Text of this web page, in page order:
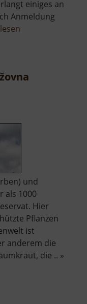
einiges an
Anmeldung
und
als 1000
Hier
Pflanzen
ist
anderem die
die .. »